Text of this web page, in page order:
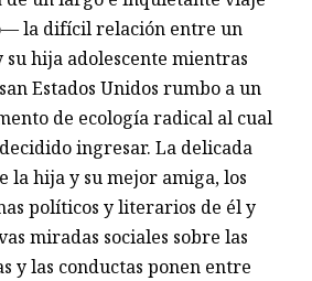
la difícil relación entre un
su hija adolescente mientras
Estados Unidos rumbo a un
de ecología radical al cual
ingresar. La delicada
la hija y su mejor amiga, los
políticos y literarios de él y
miradas sociales sobre las
y las conductas ponen entre